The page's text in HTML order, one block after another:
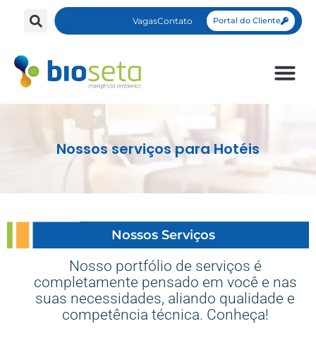
VagasContato Portal do Cliente
Nossos serviços para Hotéis
Nossos Serviços ​
Nosso portfólio de serviços é
completamente pensado em você e nas
suas necessidades, aliando qualidade e
competência técnica. Conheça!